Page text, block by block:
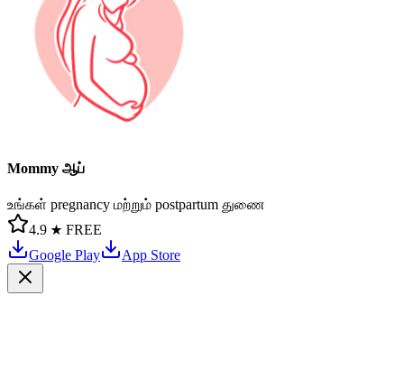
Mommy ஆப்
உங்கள் pregnancy மற்றும் postpartum துணை
4.9 ★ FREE
Google Play
App Store